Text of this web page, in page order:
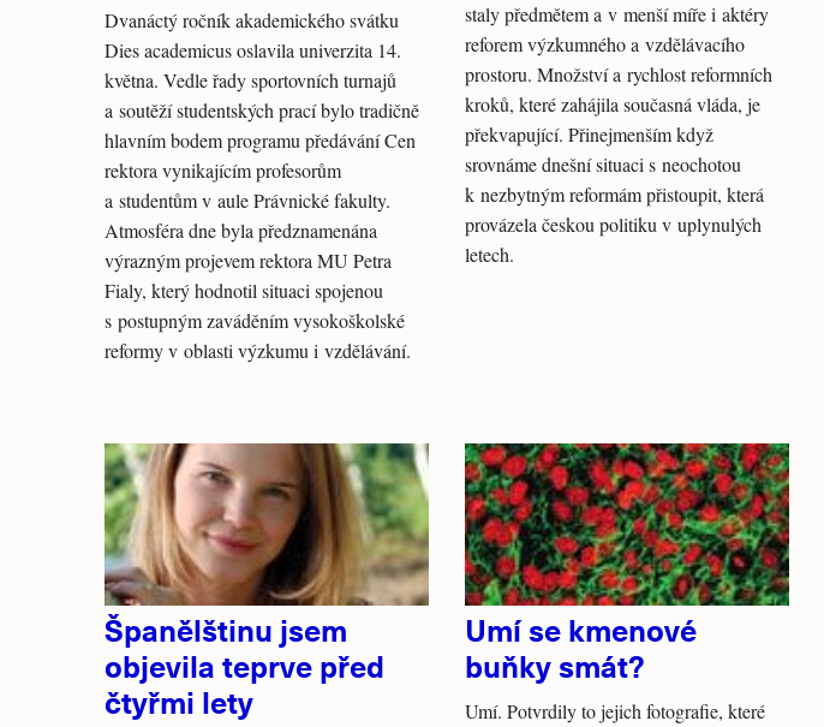
Dvanáctý ročník akademického svátku
Dies academicus oslavila univerzita 14.
května. Vedle řady sportovních turnajů
a soutěží studentských prací bylo tradičně
hlavním bodem programu předávání Cen
rektora vynikajícím profesorům
a studentům v aule Právnické fakulty.
Atmosféra dne byla předznamenána
výrazným projevem rektora MU Petra
Fialy, který hodnotil situaci spojenou
s postupným zaváděním vysokoškolské
reformy v oblasti výzkumu i vzdělávání.
staly předmětem a v menší míře i aktéry
reforem výzkumného a vzdělávacího
prostoru. Množství a rychlost reformních
kroků, které zahájila současná vláda, je
překvapující. Přinejmenším když
srovnáme dnešní situaci s neochotou
k nezbytným reformám přistoupit, která
provázela českou politiku v uplynulých
letech.
Španělštinu jsem
objevila teprve před
čtyřmi lety
Umí se kmenové
buňky smát?
Umí. Potvrdily to jejich fotografie, které